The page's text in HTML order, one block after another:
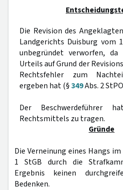
Die Revision des
Landgerichts Duisburg vom
unbegründet verworfen, da
Urteils auf Grund der
Rechtsfehler zum
ergeben hat (§349Abs. 2
Der Beschwerdeführer
Rechtsmittels zu tragen.
Gründe
Die Verneinung eines Hangs im
1 StGB durch die
Ergebnis keinen
Bedenken.